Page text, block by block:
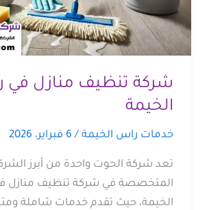
شركة تنظيف منازل في
الخيمة
خدمات راس الخيمة/ 6 فبراير، 2026
تعد شركة الحوت واحدة من أبرز
المتخصصة في شركة تنظيف منازل
الخيمة، حيث تقدم خدمات شاملة